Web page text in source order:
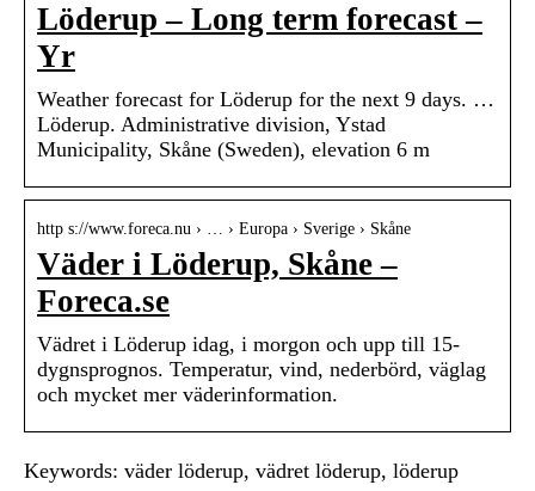
Löderup – Long term forecast –
Yr
Weather forecast for Löderup for the next 9 days. …
Löderup. Administrative division, Ystad
Municipality, Skåne (Sweden), elevation 6 m
http s://www.foreca.nu › … › Europa › Sverige › Skåne
Väder i Löderup, Skåne –
Foreca.se
Vädret i Löderup idag, i morgon och upp till 15-
dygnsprognos. Temperatur, vind, nederbörd, väglag
och mycket mer väderinformation.
Keywords: väder löderup, vädret löderup, löderup